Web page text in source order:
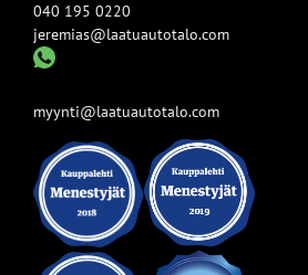
040 195 0220
jeremias@laatuautotalo.com
myynti@laatuautotalo.com